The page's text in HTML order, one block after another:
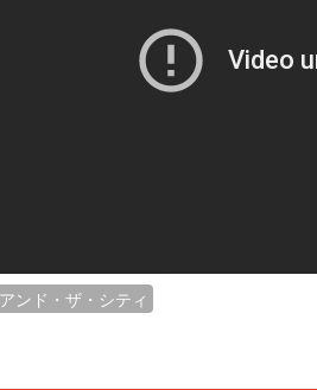
ンド・ザ・シティ